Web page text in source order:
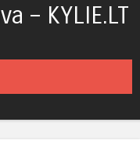
– KYLIE.LT